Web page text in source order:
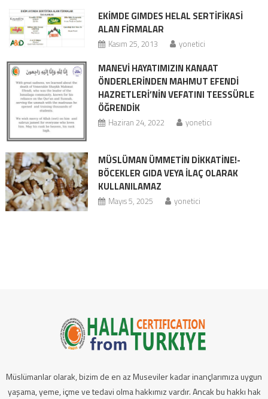
EKIMDE GIMDES HELAL SERTIFIKASI
ALAN FIRMALAR
Kasım 25, 2013 yonetici
MANEVİ HAYATIMIZIN KANAAT
ÖNDERLERİNDEN MAHMUT EFENDİ
HAZRETLERİ’NİN VEFATINI TEESSÜRLE
ÖĞRENDİK
Haziran 24, 2022 yonetici
MÜSLÜMAN ÜMMETİN DİKKATİNE!-
BÖCEKLER GIDA VEYA İLAÇ OLARAK
KULLANILAMAZ
Mayıs 5, 2025 yonetici
Müslümanlar olarak, bizim de en az Museviler kadar inançlarımıza uygun
yaşama, yeme, içme ve tedavi olma hakkımız vardır. Ancak bu hakkı hak